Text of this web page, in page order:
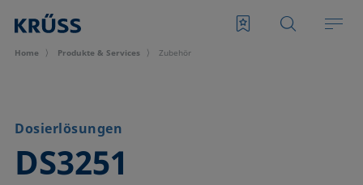
Home Produkte & Services Zubehör
Dosierlösungen
DS3251
–